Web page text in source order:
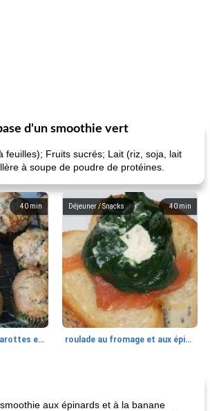
d'un smoothie vert
feuilles); Fruits sucrés; Lait (riz, soja, lait
à soupe de poudre de protéines.
40 min
Muffins géants aux carottes et à la banane de Nif
40 min
Déjeuner / Snacks
roulade au fromage et aux épinards
et
aux épinards et à la banane